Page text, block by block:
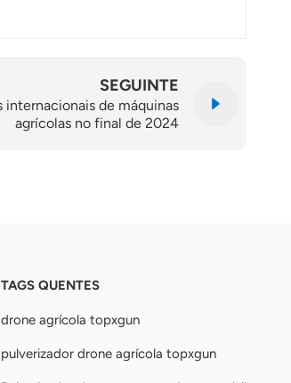
SEGUINTE
de máquinas
agrícolas no final de 2024
TAGS QUENTES
drone agrícola topxgun
pulverizador drone agrícola topxgun